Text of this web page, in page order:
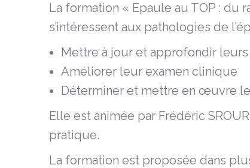
La formation « Epaule au TOP :
s’intéressent aux pathologies de
Mettre à jour et approfondir
Améliorer leur examen clinique
Déterminer et mettre en œuvre
Elle est animée par Frédéric
pratique.
La formation est proposée dans